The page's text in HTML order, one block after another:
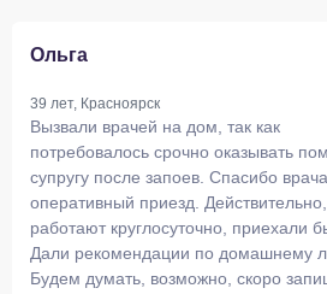
Ольга
39 лет, Красноярск
Вызвали врачей на дом, так как
потребовалось срочно оказывать
супругу после запоев. Спасибо
оперативный приезд. Действительно,
работают круглосуточно, приехали
Дали рекомендации по домашнему
Будем думать, возможно, скоро